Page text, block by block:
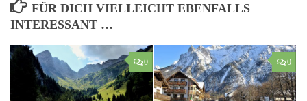
FÜR DICH VIELLEICHT EBENFALLS
INTERESSANT …
0 0